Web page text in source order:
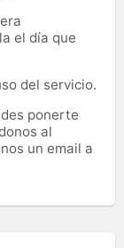
el día que
del servicio.
ponerte
al
un email a